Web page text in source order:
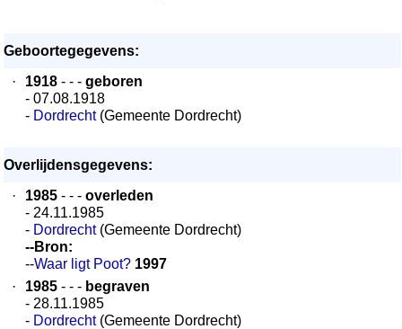
Geboortegegevens:
·
1918 - - - geboren
- 07.08.1918
- Dordrecht(Gemeente Dordrecht)
Overlijdensgegevens:
·
1985 - - - overleden
- 24.11.1985
- Dordrecht(Gemeente Dordrecht)
--Bron:
--Waar ligt Poot? 1997
·
1985 - - - begraven
- 28.11.1985
- Dordrecht(Gemeente Dordrecht)